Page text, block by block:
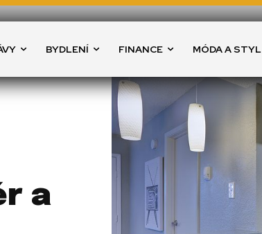
BYDLENÍ FINANCE MÓDA A STYL
a